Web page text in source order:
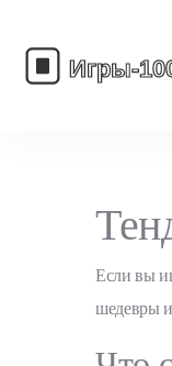
Если вы
шедевры и